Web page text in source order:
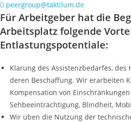
peergroup@taktilum.de
Für Arbeitgeber hat die
Arbeitsplatz folgende
Entlastungspotentiale:
Klärung des Assistenzbedarfes,
deren Beschaffung. Wir erarbeiten
Kompensation von
Sehbeeinträchtigung, Blindheit,
Wir üben die Nutzung der